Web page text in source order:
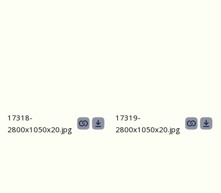
17318-
2800х1050х20.jpg
17319-
2800х1050х20.jpg